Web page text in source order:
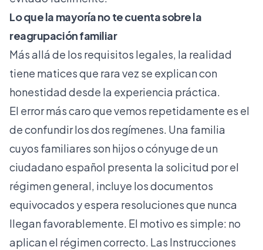
Lo que la mayoría no te cuenta sobre la
reagrupación familiar
Más allá de los requisitos legales, la realidad
tiene matices que rara vez se explican con
honestidad desde la experiencia práctica.
El error más caro que vemos repetidamente es el
de confundir los dos regímenes. Una familia
cuyos familiares son hijos o cónyuge de un
ciudadano español presenta la solicitud por el
régimen general, incluye los documentos
equivocados y espera resoluciones que nunca
llegan favorablemente. El motivo es simple: no
aplican el régimen correcto. Las Instrucciones